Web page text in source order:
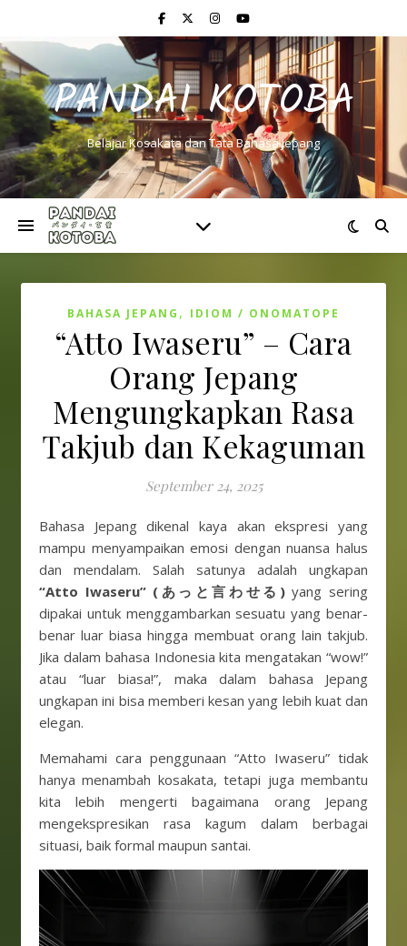
PANDAI KOTOBA
Belajar Kosakata dan Tata Bahasa Jepang
BAHASA JEPANG , IDIOM / ONOMATOPE
“Atto Iwaseru” – Cara
Orang Jepang
Mengungkapkan Rasa
Takjub dan Kekaguman
September 24, 2025
Bahasa Jepang dikenal kaya akan ekspresi yang
mampu menyampaikan emosi dengan nuansa halus
dan mendalam. Salah satunya adalah ungkapan
“Atto Iwaseru” (あっと言わせる)yang sering
dipakai untuk menggambarkan sesuatu yang benar-
benar luar biasa hingga membuat orang lain takjub.
Jika dalam bahasa Indonesia kita mengatakan “wow!”
atau “luar biasa!”, maka dalam bahasa Jepang
ungkapan ini bisa memberi kesan yang lebih kuat dan
elegan.
Memahami cara penggunaan “Atto Iwaseru” tidak
hanya menambah kosakata, tetapi juga membantu
kita lebih mengerti bagaimana orang Jepang
mengekspresikan rasa kagum dalam berbagai
situasi, baik formal maupun santai.